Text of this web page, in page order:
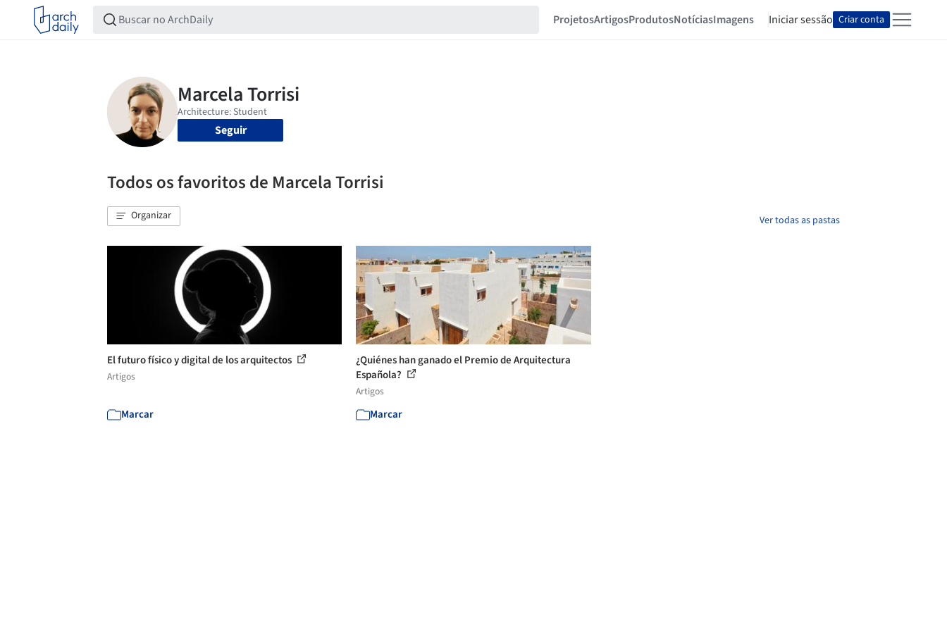
ProjetosArtigosProdutosNotíciasImagens Iniciar sessão Criar conta
Seguir
Todos os favoritos de Marcela Torrisi
Organizar Ver todas as pastas
El futuro físico y digital de los arquitectos
Artigos
Marcar
¿Quiénes han ganado el Premio de Arquitectura
Española?
Artigos
Marcar